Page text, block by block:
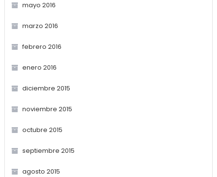
mayo 2016
marzo 2016
febrero 2016
enero 2016
diciembre 2015
noviembre 2015
octubre 2015
septiembre 2015
agosto 2015